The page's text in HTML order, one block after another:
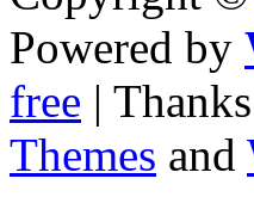
Powered by
free |
Themes and